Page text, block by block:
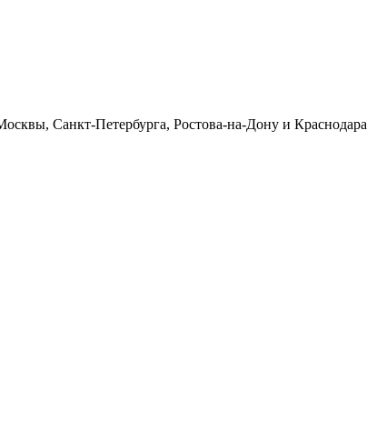
Санкт-Петербурга, Ростова-на-Дону и Краснодара